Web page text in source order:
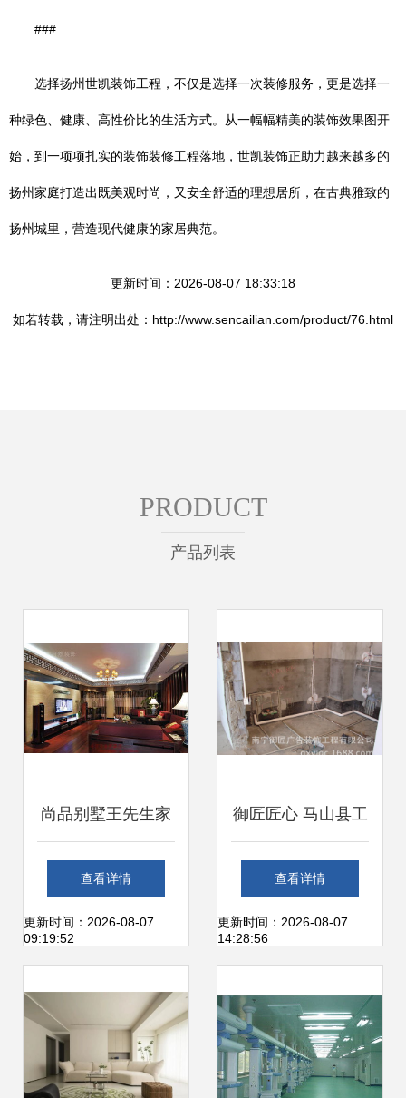
###
选择扬州世凯装饰工程，不仅是选择一次装修服务，更是选择一
种绿色、健康、高性价比的生活方式。从一幅幅精美的装饰效果图开
始，到一项项扎实的装饰装修工程落地，世凯装饰正助力越来越多的
扬州家庭打造出既美观时尚，又安全舒适的理想居所，在古典雅致的
扬州城里，营造现代健康的家居典范。
更新时间：2026-08-07 18:33:18
如若转载，请注明出处：http://www.sencailian.com/product/76.html
PRODUCT
产品列表
尚品别墅王先生家
一场关于生活美学
的定制之旅
查看详情
更新时间：2026-08-07
09:19:52
御匠匠心 马山县工
厂水电安装，做工
程就是做良心
查看详情
更新时间：2026-08-07
14:28:56